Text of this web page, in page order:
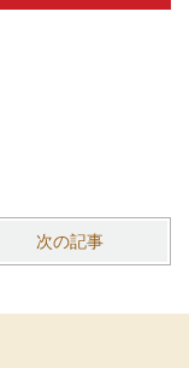
次の記事